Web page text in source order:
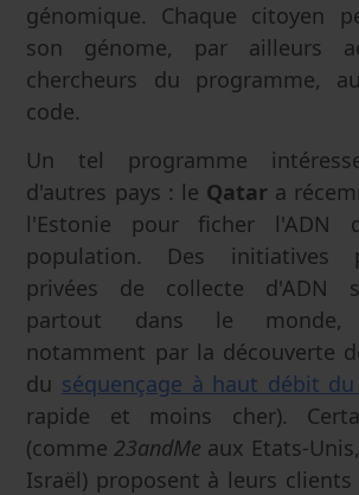
génomique. Chaque citoyen
son génome, par ailleurs
chercheurs du programme,
code.
Un tel programme
d'autres pays : le Qatar a
l'Estonie pour ficher l'ADN
population. Des initiatives
privées de collecte d'ADN
partout dans le monde,
notamment par la découverte
du séquençage à haut débit
rapide et moins cher).
(comme 23andMe aux Etats-Unis,
Israël) proposent à leurs